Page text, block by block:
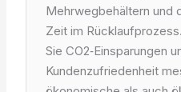
Mehrwegbehältern und
Zeit im
Sie CO2‑Einsparungen
Kundenzufriedenheit